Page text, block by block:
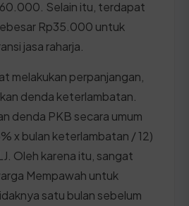
Selain itu, terdapat
Rp35.000 untuk
jasa raharja.
melakukan perpanjangan,
denda keterlambatan.
denda PKB secara umum
x bulan keterlambatan / 12)
Oleh karena itu, sangat
Mempawah untuk
satu bulan sebelum